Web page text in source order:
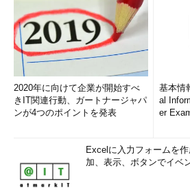
2020年に向けて企業が開始すべ
きIT関連行動、ガートナージャパ
ンが4つのポイントを発表
基本情
al
er
Excelに入力フォームを
加、表示、ボタンでイベ